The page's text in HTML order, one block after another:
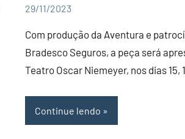
29/11/2023
Editor
Com produção da Aventura e
Bradesco Seguros, a peça será
Teatro Oscar Niemeyer, nos dias 15,
Continue lendo